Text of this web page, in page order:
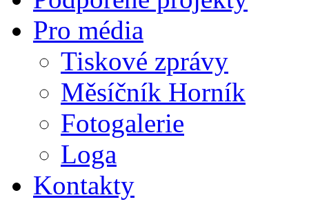
Pro média
Tiskové zprávy
Měsíčník Horník
Fotogalerie
Loga
Kontakty